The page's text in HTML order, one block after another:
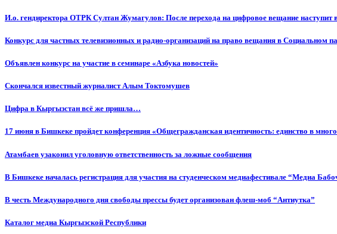
И.о. гендиректора ОТРК Султан Жумагулов: После перехода на цифровое вещание наступит
Конкурс для частных телевизионных и радио-организаций на право вещания в Социальном
Объявлен конкурс на участие в семинаре «Азбука новостей»
Cкончался известный журналист Алым Токтомушев
Цифра в Кыргызстан всё же пришла…
17 июня в Бишкеке пройдет конференция «Общегражданская идентичность: единство в
Атамбаев узаконил уголовную ответственность за ложные сообщения
В Бишкеке началась регистрация для участия на студенческом медиафестивале “Медиа
В честь Международного дня свободы прессы будет организован флеш-моб “Антиутка”
Каталог медиа Кыргызской Республики